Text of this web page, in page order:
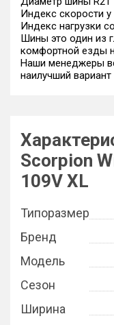
Индекс скорости у
Индекс нагрузки
Шины это один из
комфортной езды
Наши менеджеры
наилучший
Scorpion
109V XL
Типоразмер
Бренд
Модель
Сезон
Ширина